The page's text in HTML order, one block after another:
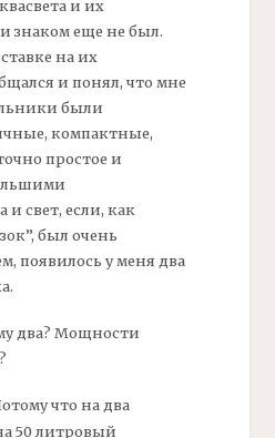
и их
знаком еще не был.
на их
и понял, что мне
были
компактные,
простое и
свет, если, как
был очень
появилось у меня два
два? Мощности
что на два
50 литровый